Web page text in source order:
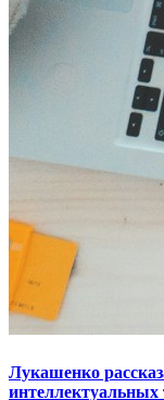
Лукашенко
интеллектуальных